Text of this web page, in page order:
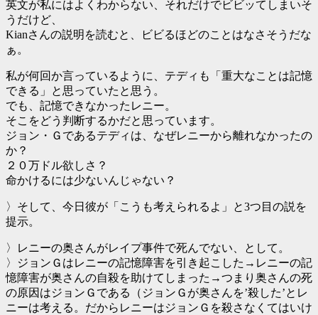
英文が私にはよくわからない、それだけでビビッてしまいそ
うだけど、
Kianさんの説明を読むと、ビビるほどのことはなさそうだな
ぁ。
私が何回か言っているように、テディも「重大なことは記憶
できる」と思っていたと思う。
でも、記憶できなかったレニー。
そこをどう判断するかだと思っています。
ジョン・Ｇであるテディは、なぜレニーから離れなかったの
か？
２０万ドル欲しさ？
命かけるには少ないんじゃない？
〉そして、今日彼が「こうも考えられるよ」と3つ目の説を
提示。
〉レニーの奥さんがレイプ事件で死んでない、として。
〉ジョンＧはレニーの記憶障害を引き起こした→レニーの記
憶障害が奥さんの自殺を助けてしまった→つまり奥さんの死
の原因はジョンＧである（ジョンＧが奥さんを’殺した’とレ
ニーは考える。だからレニーはジョンＧを殺さなくてはいけ